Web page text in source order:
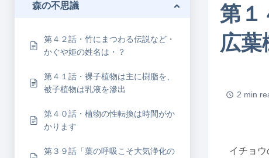
森の不思議
第４２話・竹にまつわる伝説など・
かぐや姫の姓名は・？
第４１話・裸子植物は主に樹脂を、
被子植物は乳液を滲出
第４０話・植物の性転換は時間がか
かります
第３９話「葉の呼吸こそ大気浄化の
第１
広葉
2 min
イチョウ